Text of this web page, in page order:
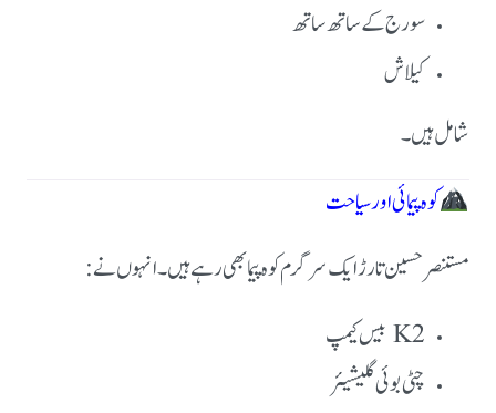
سورج کے ساتھ ساتھ
کیلاش
شامل ہیں۔
کوہ پیمائی اور سیاحت
مستنصر حسین تارڑ ایک سرگرم کوہ پیما بھی رہے ہیں۔ انہوں نے:
K2 بیس کیمپ
چٹی بوئی گلیشیئر